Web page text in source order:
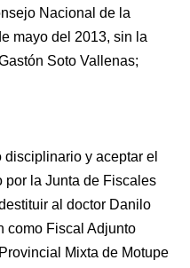
Nacional de la
mayo del 2013, sin la
Soto Vallenas;
y aceptar el
por la Junta de Fiscales
al doctor Danilo
como Fiscal Adjunto
Mixta de Motupe